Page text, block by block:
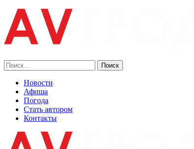
Новости
Афиша
Погода
Стать автором
Контакты